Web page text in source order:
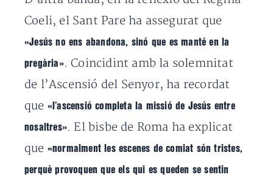
Coeli, el Sant Pare ha assegurat que
«Jesús no ens abandona, sinó que es manté en la
pregària». Coincidint amb la solemnitat
de l’Ascensió del Senyor, ha recordat
que «l’ascensió completa la missió de Jesús entre
nosaltres». El bisbe de Roma ha explicat
que «normalment les escenes de comiat són tristes,
perquè provoquen que els qui es queden se sentin